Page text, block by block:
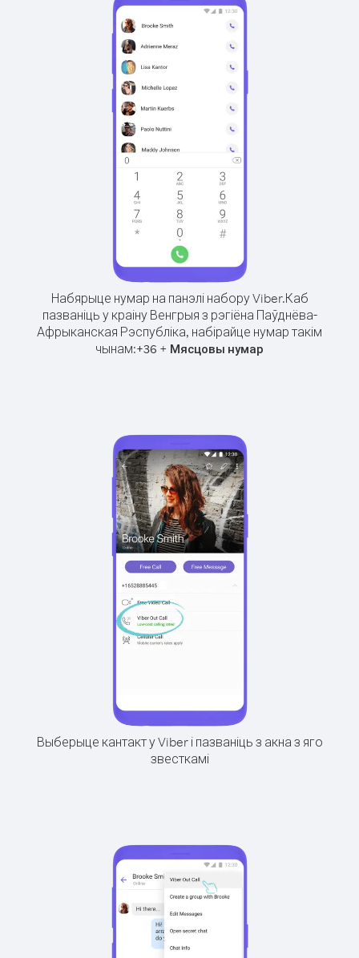
Набярыце нумар на панэлі набору Viber.Каб
пазваніць у краіну Венгрыя з рэгіёна Паўднёва-
Афрыканская Рэспубліка, набірайце нумар такім
чынам:+36 + Мясцовы нумар
Выберыце кантакт у Viber і пазваніць з акна з яго
звесткамі